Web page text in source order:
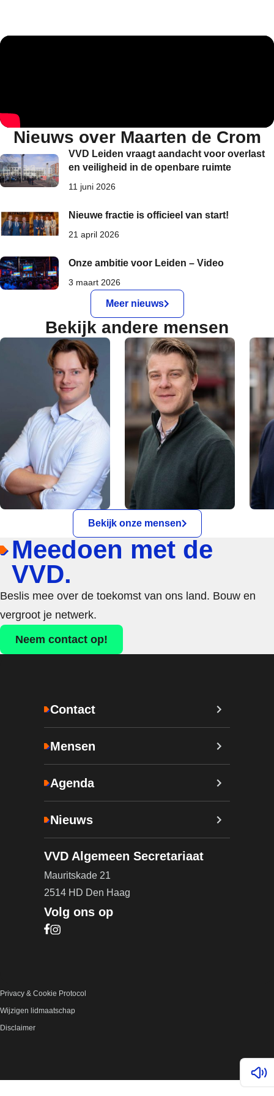
Nieuws over Maarten de Crom
VVD Leiden vraagt aandacht voor overlast
en veiligheid in de openbare ruimte
11 juni 2026
Nieuwe fractie is officieel van start!
21 april 2026
Onze ambitie voor Leiden – Video
3 maart 2026
Meer nieuws
Bekijk andere mensen
Bekijk onze mensen
Meedoen met de
VVD.
Beslis mee over de toekomst van ons land. Bouw en
vergroot je netwerk.
Neem contact op!
Contact
Mensen
Agenda
Nieuws
VVD Algemeen Secretariaat
Mauritskade 21
2514 HD Den Haag
Volg ons op
Bezoek onze Facebook pagina (opent in nieuw
Bezoek onze Instagram pagina (opent in nieuw
Privacy & Cookie Protocol
Wijzigen lidmaatschap
Disclaimer